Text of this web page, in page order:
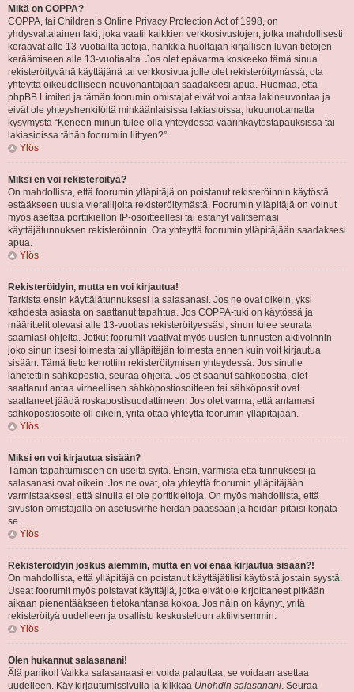
Mikä on COPPA?
COPPA, tai Children’s Online Privacy Protection Act of 1998, on
yhdysvaltalainen laki, joka vaatii kaikkien verkkosivustojen, jotka mahdollisesti
keräävät alle 13-vuotiailta tietoja, hankkia huoltajan kirjallisen luvan tietojen
keräämiseen alle 13-vuotiaalta. Jos olet epävarma koskeeko tämä sinua
rekisteröityvänä käyttäjänä tai verkkosivua jolle olet rekisteröitymässä, ota
yhteyttä oikeudelliseen neuvonantajaan saadaksesi apua. Huomaa, että
phpBB Limited ja tämän foorumin omistajat eivät voi antaa lakineuvontaa ja
eivät ole yhteyshenkilöitä minkäänlaisissa lakiasioissa, lukuunottamatta
kysymystä “Keneen minun tulee olla yhteydessä väärinkäytöstapauksissa tai
lakiasioissa tähän foorumiin liittyen?”.
Ylös
Miksi en voi rekisteröityä?
On mahdollista, että foorumin ylläpitäjä on poistanut rekisteröinnin käytöstä
estääkseen uusia vierailijoita rekisteröitymästä. Foorumin ylläpitäjä on voinut
myös asettaa porttikiellon IP-osoitteellesi tai estänyt valitsemasi
käyttäjätunnuksen rekisteröinnin. Ota yhteyttä foorumin ylläpitäjään saadaksesi
apua.
Ylös
Rekisteröidyin, mutta en voi kirjautua!
Tarkista ensin käyttäjätunnuksesi ja salasanasi. Jos ne ovat oikein, yksi
kahdesta asiasta on saattanut tapahtua. Jos COPPA-tuki on käytössä ja
määrittelit olevasi alle 13-vuotias rekisteröityessäsi, sinun tulee seurata
saamiasi ohjeita. Jotkut foorumit vaativat myös uusien tunnusten aktivoinnin
joko sinun itsesi toimesta tai ylläpitäjän toimesta ennen kuin voit kirjautua
sisään. Tämä tieto kerrottiin rekisteröitymisen yhteydessä. Jos sinulle
lähetettiin sähköpostia, seuraa ohjeita. Jos et saanut sähköpostia, olet
saattanut antaa virheellisen sähköpostiosoitteen tai sähköpostit ovat
saattaneet jäädä roskapostisuodattimeen. Jos olet varma, että antamasi
sähköpostiosoite oli oikein, yritä ottaa yhteyttä foorumin ylläpitäjään.
Ylös
Miksi en voi kirjautua sisään?
Tämän tapahtumiseen on useita syitä. Ensin, varmista että tunnuksesi ja
salasanasi ovat oikein. Jos ne ovat, ota yhteyttä foorumin ylläpitäjään
varmistaaksesi, että sinulla ei ole porttikieltoja. On myös mahdollista, että
sivuston omistajalla on asetusvirhe heidän päässään ja heidän pitäisi korjata
se.
Ylös
Rekisteröidyin joskus aiemmin, mutta en voi enää kirjautua sisään?!
On mahdollista, että ylläpitäjä on poistanut käyttäjätilisi käytöstä jostain syystä.
Useat foorumit myös poistavat käyttäjiä, jotka eivät ole kirjoittaneet pitkään
aikaan pienentääkseen tietokantansa kokoa. Jos näin on käynyt, yritä
rekisteröityä uudelleen ja osallistu keskusteluun aktiivisemmin.
Ylös
Olen hukannut salasanani!
Älä panikoi! Vaikka salasanaasi ei voida palauttaa, se voidaan asettaa
uudelleen. Käy kirjautumissivulla ja klikkaa Unohdin salasanani. Seuraa